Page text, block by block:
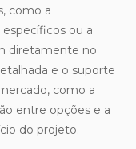
como a
ou a
diretamente no
e o suporte
como a
entre opções e a
do projeto.